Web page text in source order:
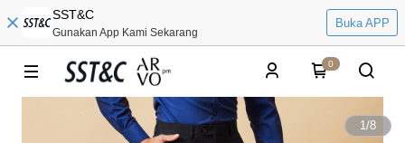
SST&C
Gunakan App Kami Sekarang
Buka APP
0
1/8